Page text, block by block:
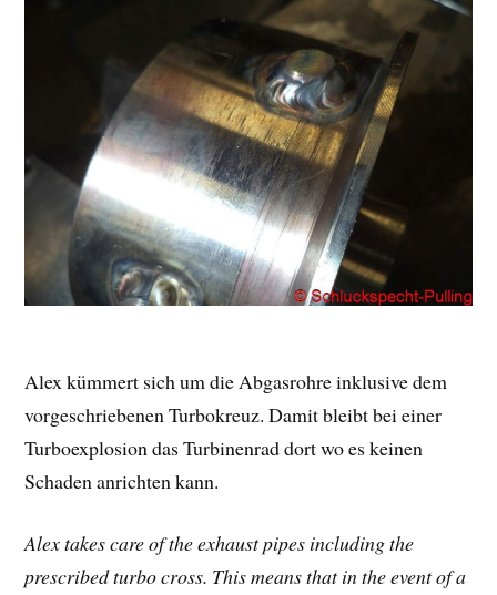
Alex kümmert sich um die Abgasrohre inklusive dem
vorgeschriebenen Turbokreuz. Damit bleibt bei einer
Turboexplosion das Turbinenrad dort wo es keinen
Schaden anrichten kann.
Alex takes care of the exhaust pipes including the
prescribed turbo cross. This means that in the event of a